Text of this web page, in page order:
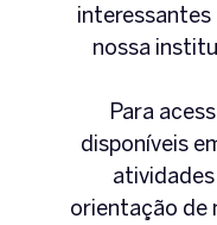
interessantes
nossa
Para
disponíveis
orientação de